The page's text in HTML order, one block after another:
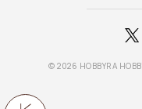
© 2026 HOBBYRA